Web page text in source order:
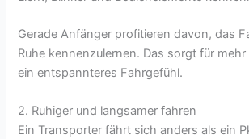
Gerade Anfänger profitieren davon, das
Ruhe kennenzulernen. Das sorgt für
ein entspannteres Fahrgefühl.
2. Ruhiger und langsamer fahren
Ein Transporter fährt sich anders als ein